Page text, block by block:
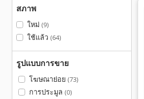
สภาพ
ใหม่ (9)
ใช้แล้ว (64)
รูปแบบการขาย
โฆษณาย่อย (73)
การประมูล (0)